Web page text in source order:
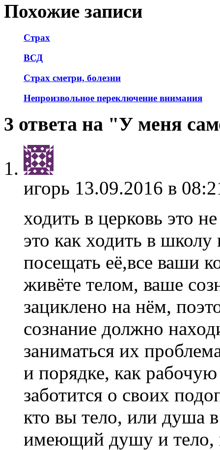
Похожие записи
Страх
ВСД
Страх сметри, болезни
Непроизвольное переключение внимания
3 ответа на "У меня
игорь 13.09.2016 в
ходить в церковь это
это как ходить в
посещать её,все ваши
живёте телом, ваше
зациклено на нём,
сознание должно
заниматься их
и порядке, как
заботится о своих
кто вы тело, или душа
имеющий душу и тело,